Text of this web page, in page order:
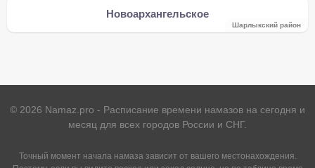
Новоархангельское
Шарлыкский район
© 2026 Namaz.pro - Расписание времени намазов на сегодня и
месяц для всех городов России и СНГ.
Точный момент начала намаза зависит от вашего местонахождения.